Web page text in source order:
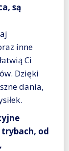
są
inne
Ci
Dzięki
dania,
od